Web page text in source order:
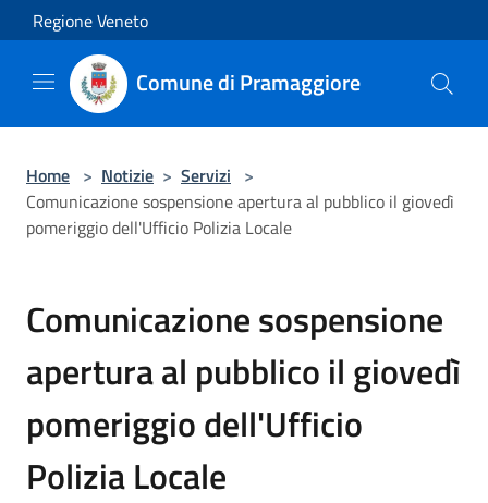
Salta al contenuto principale
Regione Veneto
Comune di Pramaggiore
Home > Notizie > Servizi >
Comunicazione sospensione apertura al pubblico il giovedì
pomeriggio dell'Ufficio Polizia Locale
Comunicazione sospensione
apertura al pubblico il giovedì
pomeriggio dell'Ufficio
Polizia Locale